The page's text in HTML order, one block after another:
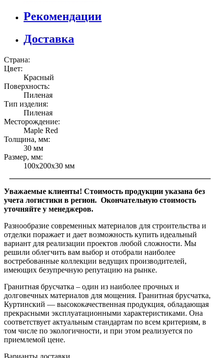
Рекомендации
Доставка
Страна:
Цвет:
Красный
Поверхность:
Пиленая
Тип изделия:
Пиленая
Месторождение:
Maple Red
Толщина, мм:
30 мм
Размер, мм:
100х200х30 мм
Уважаемые клиенты! Стоимость продукции указана без
учета логистики в регион. Окончательную стоимость
уточняйте у менеджеров.
Разнообразие современных материалов для строительства и
отделки поражает и дает возможность купить идеальный
вариант для реализации проектов любой сложности. Мы
решили облегчить вам выбор и отобрали наиболее
востребованные коллекции ведущих производителей,
имеющих безупречную репутацию на рынке.
Гранитная брусчатка – один из наиболее прочных и
долговечных материалов для мощения. Гранитная брусчатка,
Куртинский — высококачественная продукция, обладающая
прекрасными эксплуатационными характеристиками. Она
соответствует актуальным стандартам по всем критериям, в
том числе по экологичности, и при этом реализуется по
приемлемой цене.